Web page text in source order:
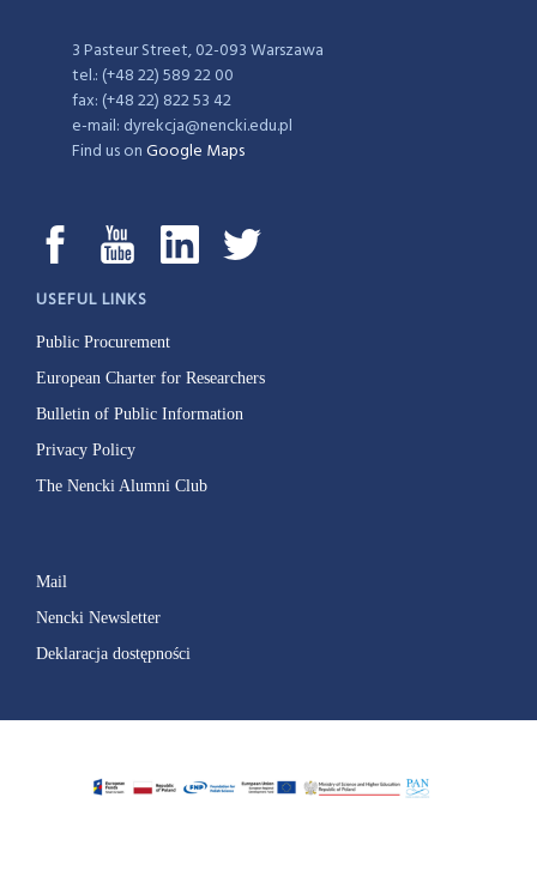
3 Pasteur Street, 02-093 Warszawa
tel.: (+48 22) 589 22 00
fax: (+48 22) 822 53 42
e-mail: dyrekcja@nencki.edu.pl
Find us onGoogle Maps
USEFUL LINKS
Public Procurement
European Charter for Researchers
Bulletin of Public Information
Privacy Policy
The Nencki Alumni Club
Mail
Nencki Newsletter
Deklaracja dostępności